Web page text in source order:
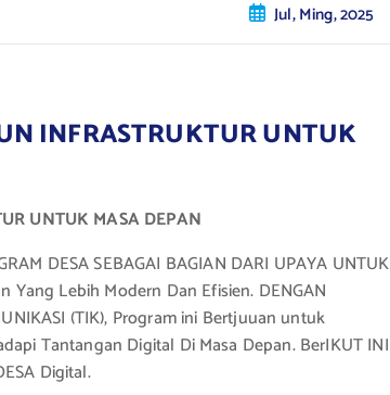
Jul, Ming, 2025
INFRASTRUKTUR UNTUK
UNTUK MASA DEPAN
DESA SEBAGAI BAGIAN DARI UPAYA UNTUK
Yang Lebih Modern Dan Efisien. DENGAN
(TIK), Program ini Bertjuuan untuk
Tantangan Digital Di Masa Depan. BerIKUT INI
Digital.